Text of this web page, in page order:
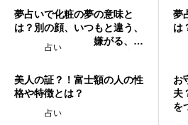
夢占いで化粧の夢の意味と
は？別の顔、いつもと違う、
厚化粧、落とす、嫌がる、恥
ずかしい、化粧ノリ、魅力な
夢
は
ど
占い
美人の証？！富士額の人の性
格や特徴とは？
お
夫
を
占い
誕生日ランキング